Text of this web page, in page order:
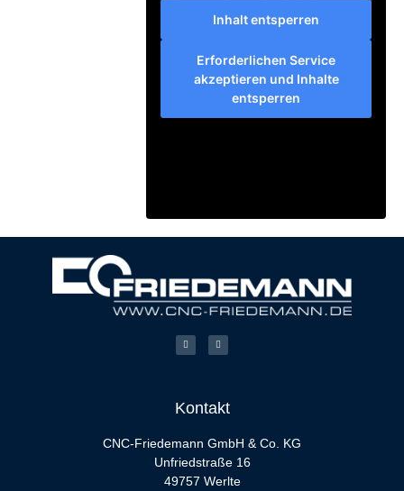
Inhalt entsperren
Erforderlichen Service
akzeptieren und Inhalte
entsperren
Kontakt
CNC-Friedemann GmbH & Co. KG
Unfriedstraße 16
49757 Werlte